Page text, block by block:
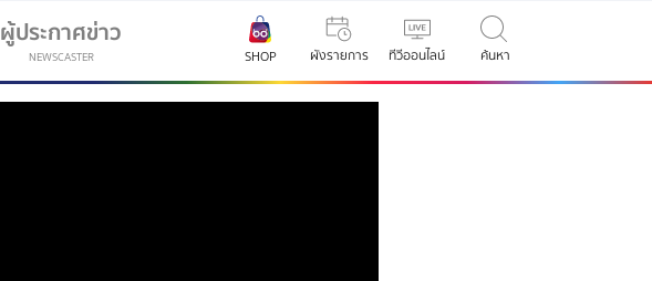
ผู้ประกาศข่าว
NEWSCASTER SHOP ผังรายการ ทีวีออนไลน์ ค้นหา